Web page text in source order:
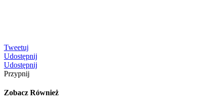
Tweetuj
Udostępnij
Udostępnij
Przypnij
Zobacz Również